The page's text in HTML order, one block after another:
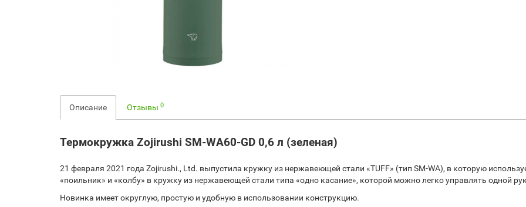
Описание Отзывы 0
Термокружка Zojirushi SM-WA60-GD 0,6 л (зеленая)
21 февраля 2021 года Zojirushi., Ltd. выпустила кружку из нержавеющей стали «TUFF» (тип SM-WA), в которую
«поильник» и «колбу» в кружку из нержавеющей стали типа «одно касание», которой можно легко управлять одной
Новинка имеет округлую, простую и удобную в использовании конструкцию.